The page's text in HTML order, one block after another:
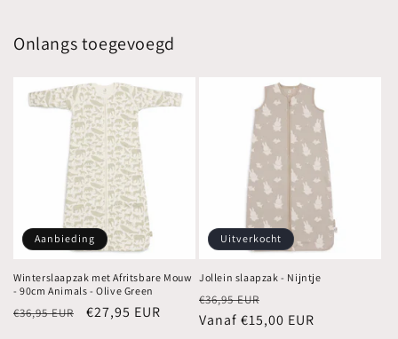
Onlangs toegevoegd
Aanbieding
Winterslaapzak met Afritsbare Mouw
- 90cm Animals - Olive Green
Normale
€36,95 EUR Aanbiedingsprijs
€27,95 EUR
Uitverkocht
Jollein slaapzak - Nijntje
Normale
prijs
€36,95 EUR
Vanaf €15,00 EUR